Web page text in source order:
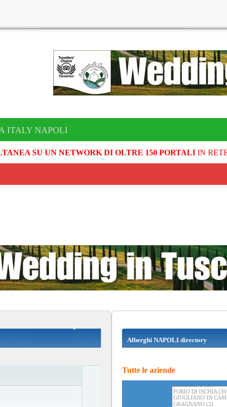
ITALY NAPOLI
SU UN NETWORK DI OLTRE 150 PORTALIIN
Alberghi NAPOLI directory
Tutte le aziende